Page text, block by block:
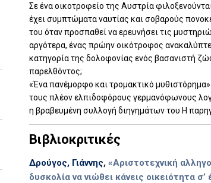
Σε ένα οικοτροφείο της Αυστρία
έχει συμπτώματα ναυτίας και σοβαρούς
του όταν προσπαθεί να ερευνήσει τις
αργότερα, ένας πρώην οικότροφος
κατηγορία της δολοφονίας ενός βασανιστή
παρελθόντος;
«Ένα πανέμορφο και τρομακτικό
τους πλέον ελπιδοφόρους γερμανόφωνους
η βραβευμένη συλλογή διηγημάτων του Η
Βιβλιοκριτικές
Δρούγος, Γιάννης, «Αριστοτεχνική
δυσκολία να νιώθει κάνεις οικειότητα σ’